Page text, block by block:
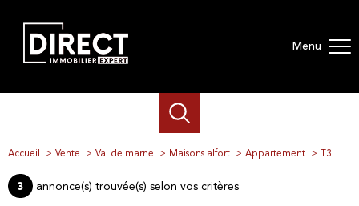
Menu
Accueil Vente Val de marne Maisons alfort Appartement T3
3 annonce(s) trouvée(s) selon vos critères